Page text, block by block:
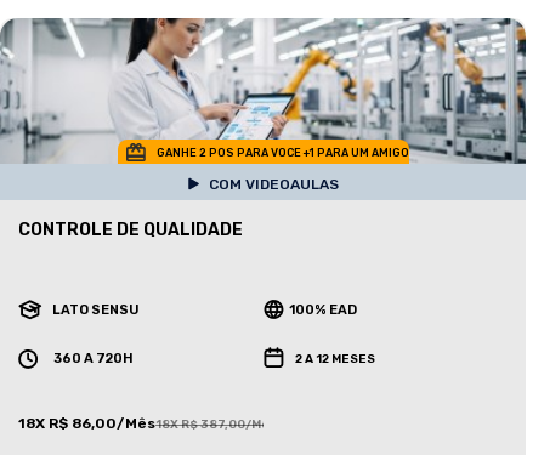
GANHE 2 POS PARA VOCE +1 PARA UM AMIGO
COM VIDEOAULAS
CONTROLE DE QUALIDADE
LATO SENSU 100% EAD
360 A 720H 2 A 12 MESES
18X R$ 86,00/Mês18X R$ 387,00/Mês